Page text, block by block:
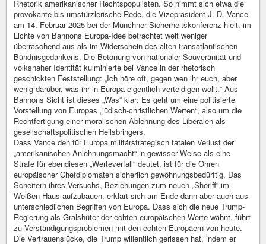
Rhetorik amerikanischer Rechtspopulisten. So nimmt sich etwa die
provokante bis umstürzlerische Rede, die Vizepräsident J. D. Vance
am 14. Februar 2025 bei der Münchner Sicherheitskonferenz hielt, im
Lichte von Bannons Europa-Idee betrachtet weit weniger
überraschend aus als im Widerschein des alten transatlantischen
Bündnisgedankens. Die Betonung von nationaler Souveränität und
volksnaher Identität kulminierte bei Vance in der rhetorisch
geschickten Feststellung: „Ich höre oft, gegen wen ihr euch, aber
wenig darüber, was ihr in Europa eigentlich verteidigen wollt.“ Aus
Bannons Sicht ist dieses „Was“ klar: Es geht um eine politisierte
Vorstellung von Europas „jüdisch-christlichen Werten“, also um die
Rechtfertigung einer moralischen Ablehnung des Liberalen als
gesellschaftspolitischen Heilsbringers.
Dass Vance den für Europa militärstrategisch fatalen Verlust der
„amerikanischen Anlehnungsmacht“ in gewisser Weise als eine
Strafe für ebendiesen „Werteverfall“ deutet, ist für die Ohren
europäischer Chefdiplomaten sicherlich gewöhnungsbedürftig. Das
Scheitern ihres Versuchs, Beziehungen zum neuen „Sheriff“ im
Weißen Haus aufzubauen, erklärt sich am Ende dann aber auch aus
unterschiedlichen Begriffen von Europa. Dass sich die neue Trump-
Regierung als Gralshüter der echten europäischen Werte wähnt, führt
zu Verständigungsproblemen mit den echten Europäern von heute.
Die Vertrauenslücke, die Trump willentlich gerissen hat, indem er